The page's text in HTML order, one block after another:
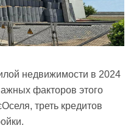
недвижимости в 2024
факторов этого
треть кредитов